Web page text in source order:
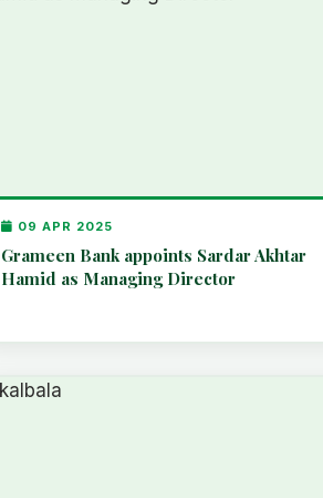
09 APR 2025
Grameen Bank appoints Sardar Akhtar
Hamid as Managing Director